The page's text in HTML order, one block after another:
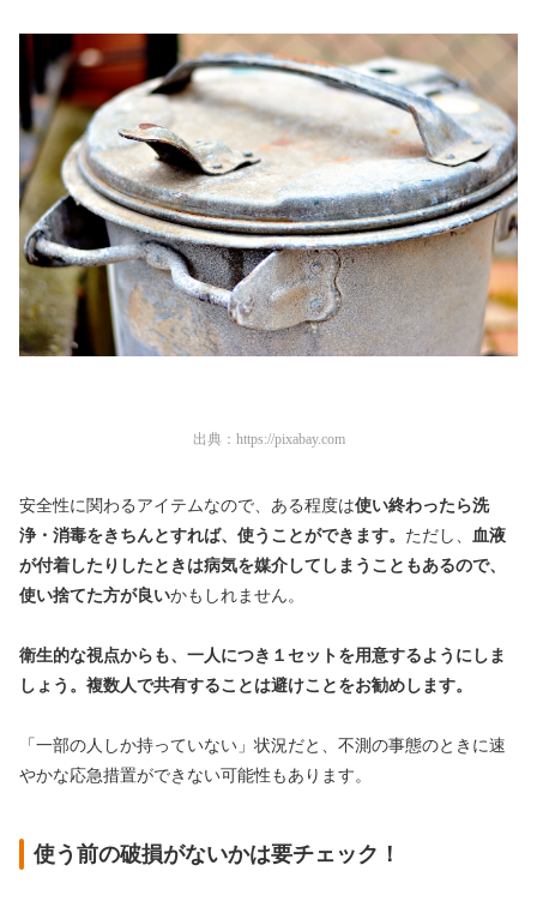
出典： https://pixabay.com
安全性に関わるアイテムなので、ある程度は使い終わったら洗
浄・消毒をきちんとすれば、使うことができます。 ただし、
血液
が付着したりしたときは病気を媒介してしまうこともあるので、
使い捨てた方が良いかもしれません。
衛生的な視点からも、一人につき１セットを用意するようにしま
しょう。複数人で共有することは避けことをお勧めします。
「一部の人しか持っていない」状況だと、不測の事態のときに速
やかな応急措置ができない可能性もあります。
使う前の破損がないかは要チェック！